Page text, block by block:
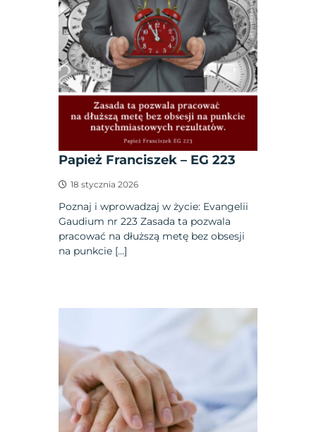
Papież Franciszek – EG 223
18 stycznia 2026
Poznaj i wprowadzaj w życie: Evangelii
Gaudium nr 223 Zasada ta pozwala
pracować na dłuższą metę bez obsesji
na punkcie […]